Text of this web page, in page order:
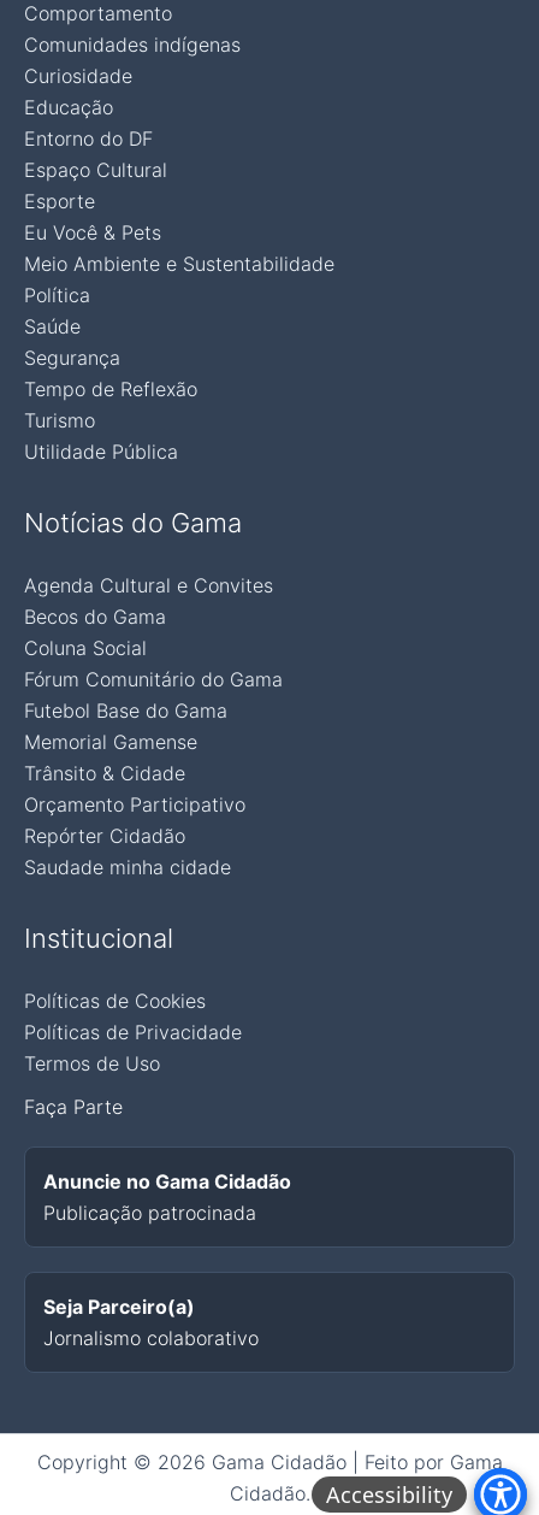
Comportamento
Comunidades indígenas
Curiosidade
Educação
Entorno do DF
Espaço Cultural
Esporte
Eu Você & Pets
Meio Ambiente e Sustentabilidade
Política
Saúde
Segurança
Tempo de Reflexão
Turismo
Utilidade Pública
Notícias do Gama
Agenda Cultural e Convites
Becos do Gama
Coluna Social
Fórum Comunitário do Gama
Futebol Base do Gama
Memorial Gamense
Trânsito & Cidade
Orçamento Participativo
Repórter Cidadão
Saudade minha cidade
Institucional
Políticas de Cookies
Políticas de Privacidade
Termos de Uso
Faça Parte
Anuncie no Gama Cidadão
Publicação patrocinada
Seja Parceiro(a)
Jornalismo colaborativo
Copyright © 2026 Gama Cidadão | Feito por Gama
Cidadão.
Accessibility